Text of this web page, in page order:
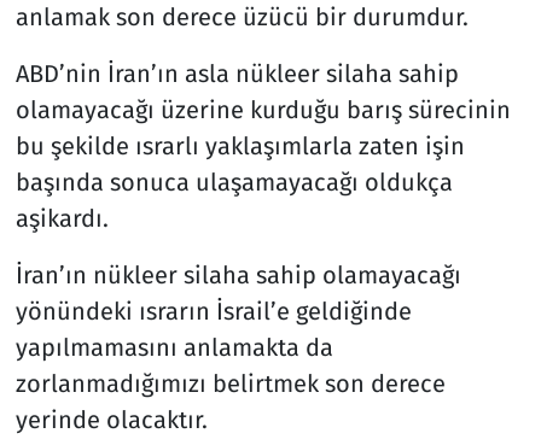
anlamak son derece üzücü bir durumdur.
ABD’nin İran’ın asla nükleer silaha sahip
olamayacağı üzerine kurduğu barış sürecinin
bu şekilde ısrarlı yaklaşımlarla zaten işin
başında sonuca ulaşamayacağı oldukça
aşikardı.
İran’ın nükleer silaha sahip olamayacağı
yönündeki ısrarın İsrail’e geldiğinde
yapılmamasını anlamakta da
zorlanmadığımızı belirtmek son derece
yerinde olacaktır.
Seçim 2023
Spor
Teknoloji ve Bilim
Televizyon